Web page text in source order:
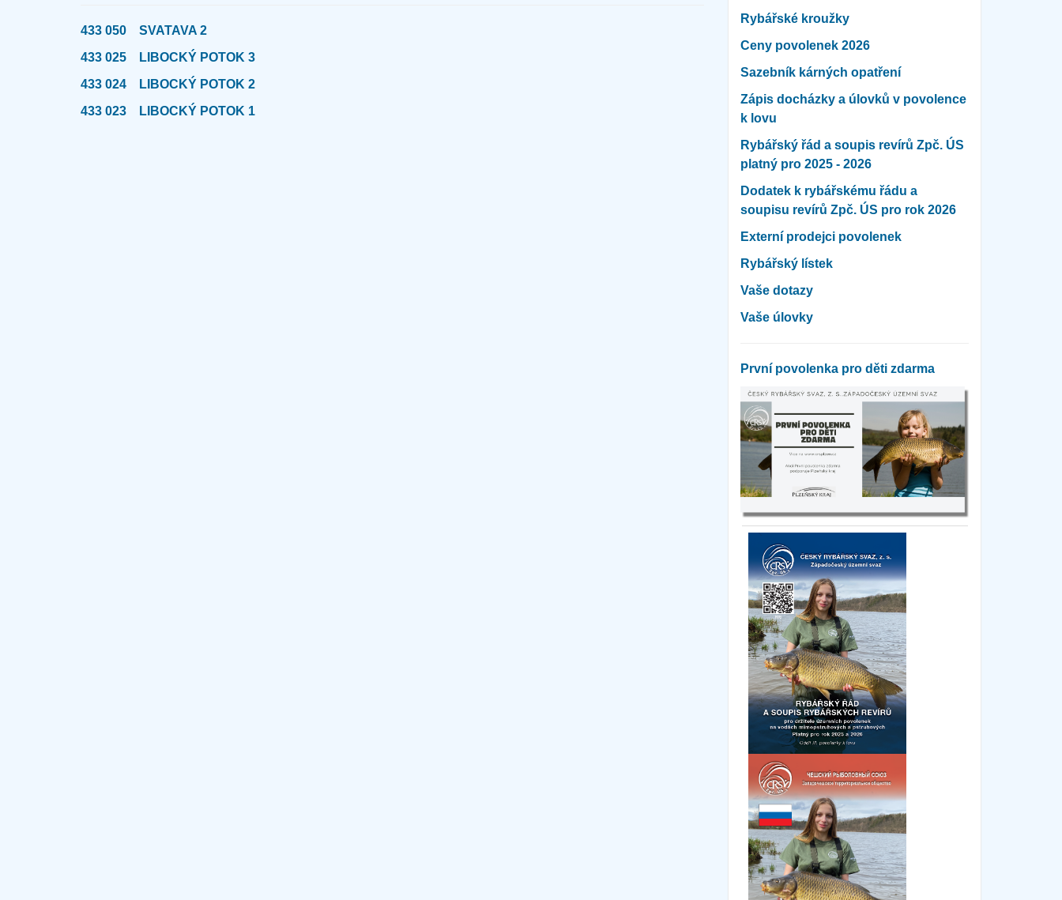
433 050 SVATAVA 2
433 025 LIBOCKÝ POTOK 3
433 024 LIBOCKÝ POTOK 2
433 023 LIBOCKÝ POTOK 1
Rybářské kroužky
Ceny povolenek 2026
Sazebník kárných opatření
Zápis docházky a úlovků v povolence
k lovu
Rybářský řád a soupis revírů Zpč. ÚS
platný pro 2025 - 2026
Dodatek k rybářskému řádu a
soupisu revírů Zpč. ÚS pro rok 2026
Externí prodejci povolenek
Rybářský lístek
Vaše dotazy
Vaše úlovky
První povolenka pro děti zdarma